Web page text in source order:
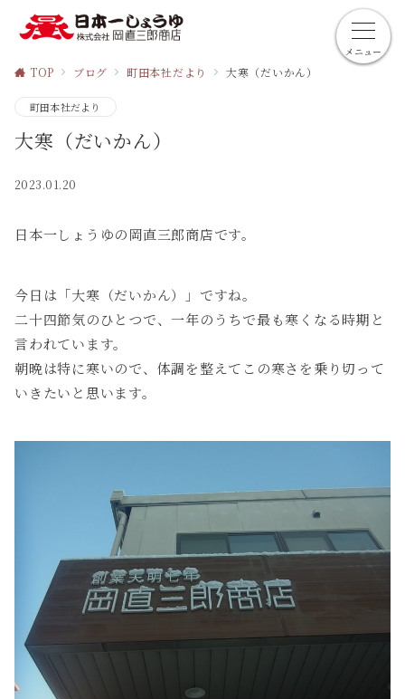
TOP ブログ 町田本社だより 大寒（だいかん）
町田本社だより
大寒（だいかん）
2023.01.20
日本一しょうゆの岡直三郎商店です。
今日は「大寒（だいかん）」ですね。
二十四節気のひとつで、一年のうちで最も寒くなる時期と
言われています。
朝晩は特に寒いので、体調を整えてこの寒さを乗り切って
いきたいと思います。
メニュー